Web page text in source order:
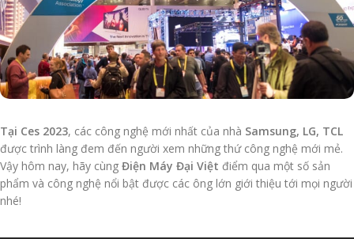
Tại Ces 2023, các công nghệ mới nhất của nhà Samsung, LG, TCL
được trình làng đem đến người xem những thứ công nghệ mới mẻ.
Vậy hôm nay, hãy cùng Điện Máy Đại Việt điểm qua một số sản
phẩm và công nghệ nổi bật được các ông lớn giới thiệu tới mọi người
nhé!